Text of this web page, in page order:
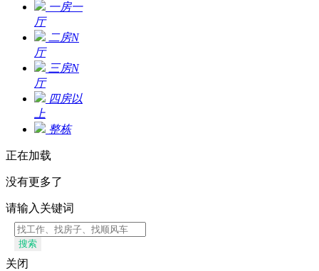
一房一
厅
二房N
厅
三房N
厅
四房以
上
整栋
正在加载
没有更多了
请输入关键词
搜索
关闭